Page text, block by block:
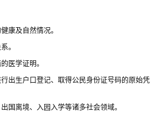
康及自然情况。
。
医学证明。
出生户口登记、取得公民身份证号码的原始凭
国离境、入园入学等诸多社会领域。